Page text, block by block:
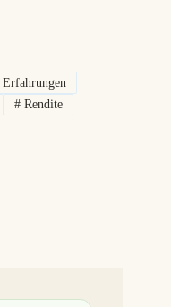
Erfahrungen
# Rendite